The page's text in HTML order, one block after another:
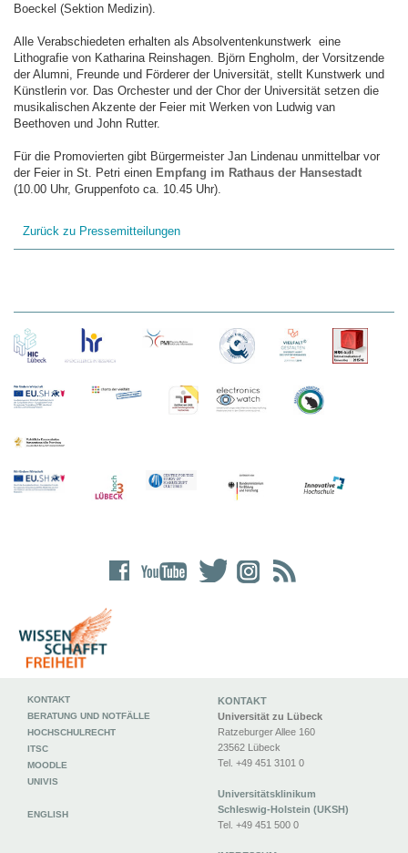
Boeckel (Sektion Medizin).
Alle Verabschiedeten erhalten als Absolventenkunstwerk eine
Lithografie von Katharina Reinshagen. Björn Engholm, der Vorsitzende
der Alumni, Freunde und Förderer der Universität, stellt Kunstwerk und
Künstlerin vor. Das Orchester und der Chor der Universität setzen die
musikalischen Akzente der Feier mit Werken von Ludwig van
Beethoven und John Rutter.
Für die Promovierten gibt Bürgermeister Jan Lindenau unmittelbar vor
der Feier in St. Petri einen Empfang im Rathaus der Hansestadt
(10.00 Uhr, Gruppenfoto ca. 10.45 Uhr).
Zurück zu Pressemitteilungen
KONTAKT
Universität zu Lübeck
Ratzeburger Allee 160
23562 Lübeck
Tel. +49 451 3101 0
Universitätsklinikum
Schleswig-Holstein (UKSH)
Tel. +49 451 500 0
KONTAKT
BERATUNG UND NOTFÄLLE
HOCHSCHULRECHT
ITSC
MOODLE
UNIVIS
ENGLISH